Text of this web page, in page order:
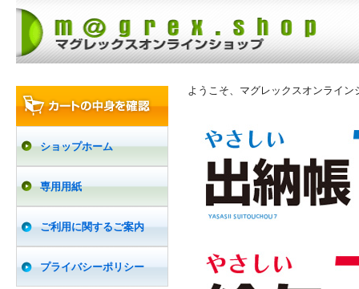
ショップホーム
専用用紙
ご利用に関するご案内
プライバシーポリシー
ようこそ、マグレックスオンライン